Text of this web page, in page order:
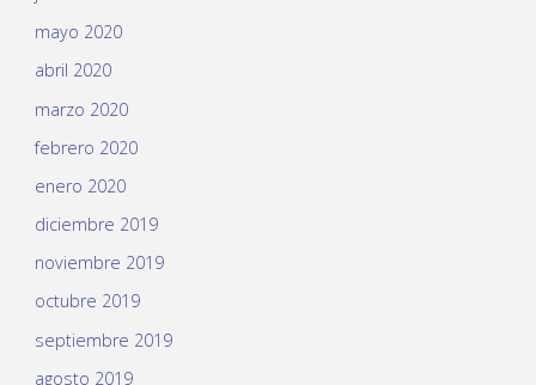
mayo 2020
abril 2020
marzo 2020
febrero 2020
enero 2020
diciembre 2019
noviembre 2019
octubre 2019
septiembre 2019
agosto 2019